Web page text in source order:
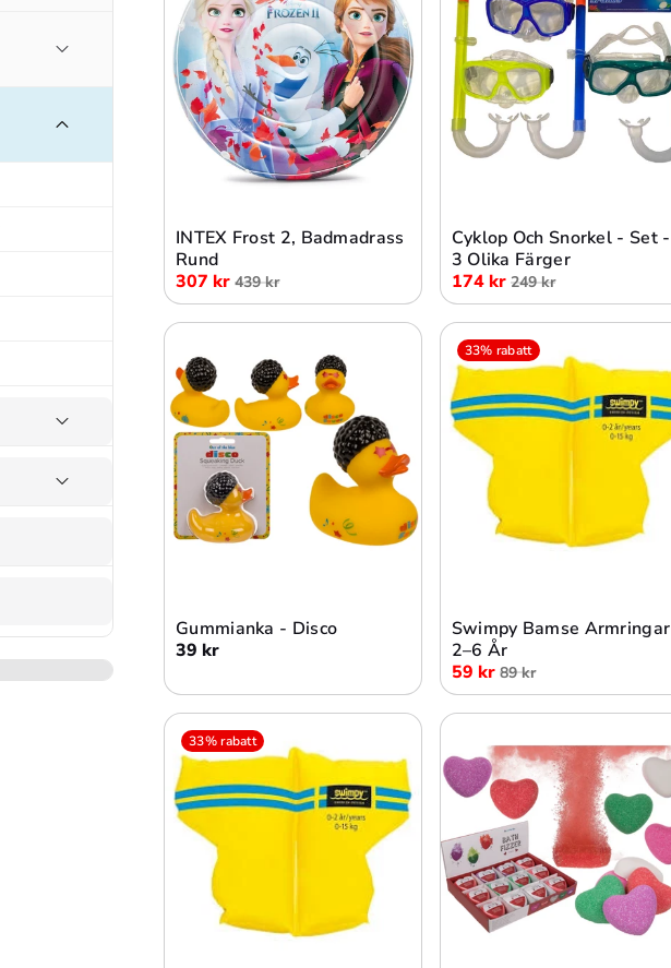
INTEX Frost 2, Badmadrass
Rund
307 kr 439 kr
Lägg i varukorg
Cyklop Och Snorkel - Set -
3 Olika Färger
174 kr 249 kr
Gummianka - Disco
39 kr
33% rabatt
Swimpy Bamse Armringar
2–6 År
59 kr 89 kr
33% rabatt